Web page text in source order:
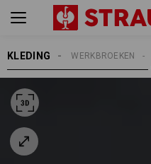
KLEDING WERKBROEKEN
HEREN